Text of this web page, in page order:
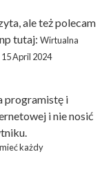
ale też polecam
tutaj: Wirtualna
15 April 2024
programistę i
i nie nosić
każdy